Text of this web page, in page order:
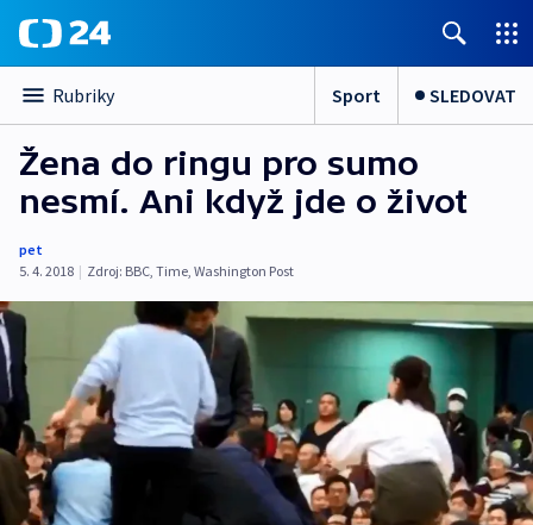
Rubriky Sport SLEDOVAT
Žena do ringu pro sumo
nesmí. Ani když jde o život
pet
5. 4. 2018 | Zdroj: BBC, Time, Washington Post